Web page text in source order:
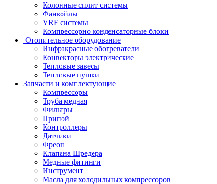
Колонные сплит системы
Фанкойлы
VRF системы
Компрессорно конденсаторные блоки
Отопительное оборудование
Инфракрасные обогреватели
Конвекторы электрические
Тепловые завесы
Тепловые пушки
Запчасти и комплектующие
Компрессоры
Труба медная
Фильтры
Припой
Контроллеры
Датчики
Фреон
Клапана Шредера
Медные фитинги
Инструмент
Масла для холодильных компрессоров